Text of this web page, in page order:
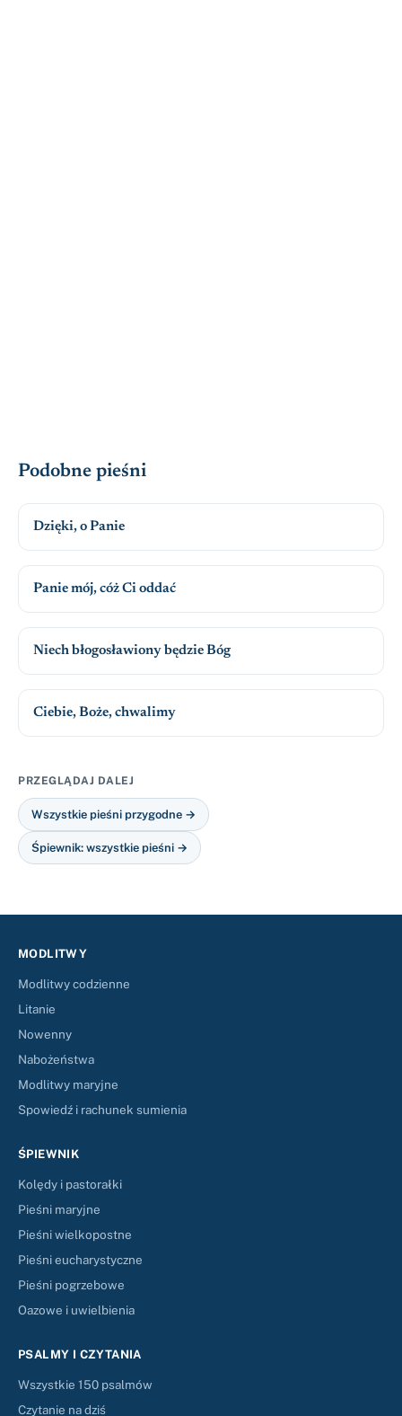
Podobne pieśni
Dzięki, o Panie
Panie mój, cóż Ci oddać
Niech błogosławiony będzie Bóg
Ciebie, Boże, chwalimy
PRZEGLĄDAJ DALEJ
Wszystkie pieśni przygodne →
Śpiewnik: wszystkie pieśni →
MODLITWY
Modlitwy codzienne
Litanie
Nowenny
Nabożeństwa
Modlitwy maryjne
Spowiedź i rachunek sumienia
ŚPIEWNIK
Kolędy i pastorałki
Pieśni maryjne
Pieśni wielkopostne
Pieśni eucharystyczne
Pieśni pogrzebowe
Oazowe i uwielbienia
PSALMY I CZYTANIA
Wszystkie 150 psalmów
Czytanie na dziś